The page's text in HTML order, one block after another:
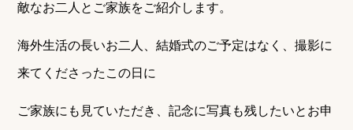
敵なお二人とご家族をご紹介します。
海外生活の長いお二人、結婚式のご予定はなく、撮影に
来てくださったこの日に
ご家族にも見ていただき、記念に写真も残したいとお申